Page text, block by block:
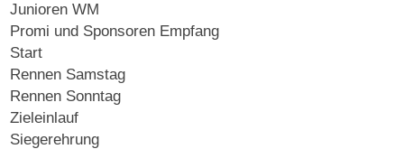
Junioren WM
Promi und Sponsoren Empfang
Start
Rennen Samstag
Rennen Sonntag
Zieleinlauf
Siegerehrung